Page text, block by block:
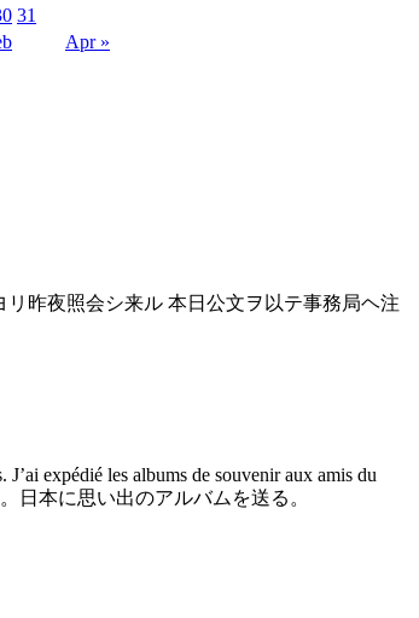
Apr »
31
昨夜照会シ来ル 本日公文ヲ以テ事務局ヘ注
expédié les albums de souvenir aux amis du
本に思い出のアルバムを送る。